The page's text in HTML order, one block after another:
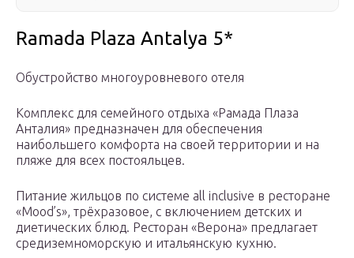
Ramada Plaza Antalya 5*
Обустройство многоуровневого отеля
Комплекс для семейного отдыха «Рамада Плаза
Анталия» предназначен для обеспечения
наибольшего комфорта на своей территории и на
пляже для всех постояльцев.
Питание жильцов по системе all inclusive в ресторане
«Mood’s», трёхразовое, с включением детских и
диетических блюд. Ресторан «Верона» предлагает
средиземноморскую и итальянскую кухню.